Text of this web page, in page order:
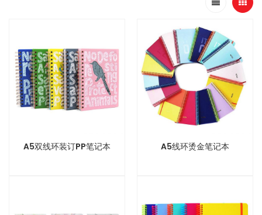
A5双线环装订PP笔记本 A5线环烫金笔记本